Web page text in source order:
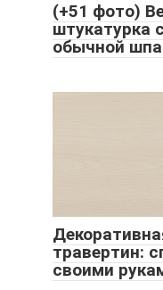
(+51 фото)
штукатурка
обычной
травертин:
своими